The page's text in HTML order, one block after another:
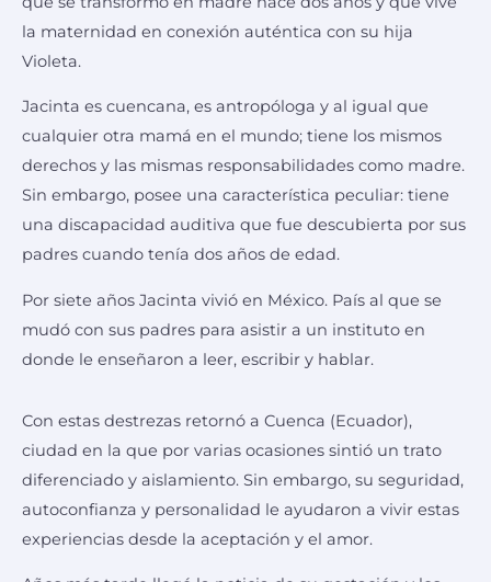
la maternidad en conexión auténtica con su hija
Violeta.
Jacinta es cuencana, es antropóloga y al igual que
cualquier otra mamá en el mundo; tiene los mismos
derechos y las mismas responsabilidades como madre.
Sin embargo, posee una característica peculiar: tiene
una discapacidad auditiva que fue descubierta por sus
padres cuando tenía dos años de edad.
Por siete años Jacinta vivió en México. País al que se
mudó con sus padres para asistir a un instituto en
donde le enseñaron a leer, escribir y hablar.
Con estas destrezas retornó a Cuenca (Ecuador),
ciudad en la que por varias ocasiones sintió un trato
diferenciado y aislamiento. Sin embargo, su seguridad,
autoconfianza y personalidad le ayudaron a vivir estas
experiencias desde la aceptación y el amor.